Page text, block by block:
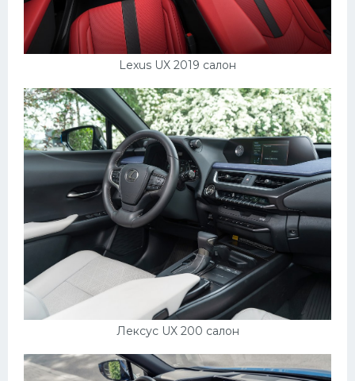
Lexus UX 2019 салон
Лексус UX 200 салон
Мазда
Самокаты
Рено
Прогулочные суда
Хендай
Лимузины
Автобусы
Хонда
Грузовики
Шевроле
Кадиллак